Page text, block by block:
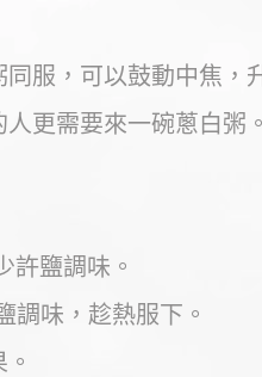
服，可以鼓動中焦，
更需要來一碗蔥白粥。
許鹽調味。
調味，趁熱服下。